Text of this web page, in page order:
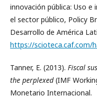
innovación pública: Uso
el sector público, Policy
Desarrollo de América
https://scioteca.caf.com/
Tanner, E. (2013). Fiscal
the perplexed(IMF
Monetario Internacional.